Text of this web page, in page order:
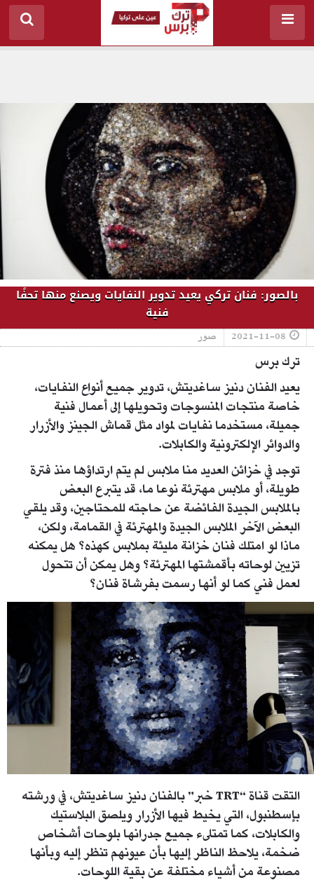
بالصور: فنان تركي يعيد تدوير النفايات ويصنع منها تحفًا
فنية
2021-11-08 صور
ترك برس
يعيد الفنان دنيز ساغديتش، تدوير جميع أنواع النفايات،
خاصة منتجات المنسوجات وتحويلها إلى أعمال فنية
جميلة، مستخدما نفايات لمواد مثل قماش الجينز والأزرار
والدوائر الإلكترونية والكابلات.
توجد في خزائن العديد منا ملابس لم يتم ارتداؤها منذ فترة
طويلة، أو ملابس مهترئة نوعا ما، قد يتبرع البعض
بالملابس الجيدة الفائضة عن حاجته للمحتاجين، وقد يلقي
البعض الآخر الملابس الجيدة والمهترئة في القمامة، ولكن،
ماذا لو امتلك فنان خزانة مليئة بملابس كهذه؟ هل يمكنه
تزيين لوحاته بأقمشتها المهترئة؟ وهل يمكن أن تتحول
لعمل فني كما لو أنها رسمت بفرشاة فنان؟
master_00_01_14_21_still006.jpg
التقت قناة “TRT خبر” بالفنان دنيز ساغديتش، في ورشته
بإسطنبول، التي يخيط فيها الأزرار ويلصق البلاستيك
والكابلات، كما تمتلىء جميع جدرانها بلوحات أشخاص
ضخمة، يلاحظ الناظر إليها بأن عيونهم تنظر إليه وبأنها
مصنوعة من أشياء مختلفة عن بقية اللوحات.